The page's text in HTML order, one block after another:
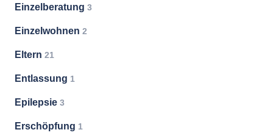
Einzelberatung 3
Einzelwohnen 2
Eltern 21
Entlassung 1
Epilepsie 3
Erschöpfung 1